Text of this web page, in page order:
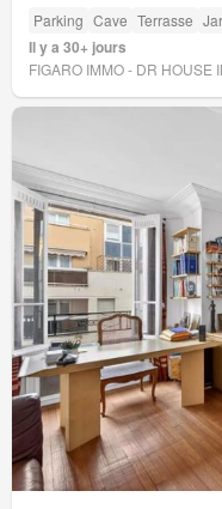
Parking Cave Terrasse
Il y a 30+ jours
FIGARO IMMO - DR HOUSE